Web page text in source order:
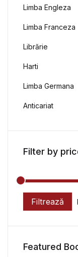
Limba Engleza
Limba Franceza
Librărie
Harti
Limba Germana
Anticariat
Filter by
Preț minim
Preț maxim
Filtrează
Featured